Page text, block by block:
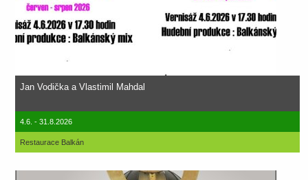
Jan Vodička a Vlastimil Mahdal
4.6. - 31.8.2026
Restaurace Balkán